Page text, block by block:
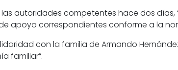
autoridades competentes hace dos
apoyo correspondientes conforme a la
con la familia de Armando
familiar”.